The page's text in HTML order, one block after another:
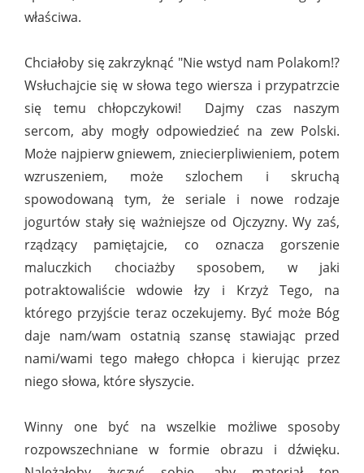
właściwa.
Chciałoby się zakrzyknąć "Nie wstyd nam Polakom!?
Wsłuchajcie się w słowa tego wiersza i przypatrzcie
się temu chłopczykowi! Dajmy czas naszym
sercom, aby mogły odpowiedzieć na zew Polski.
Może najpierw gniewem, zniecierpliwieniem, potem
wzruszeniem, może szlochem i skruchą
spowodowaną tym, że seriale i nowe rodzaje
jogurtów stały się ważniejsze od Ojczyzny. Wy zaś,
rządzący pamiętajcie, co oznacza gorszenie
maluczkich chociażby sposobem, w jaki
potraktowaliście wdowie łzy i Krzyż Tego, na
którego przyjście teraz oczekujemy. Być może Bóg
daje nam/wam ostatnią szansę stawiając przed
nami/wami tego małego chłopca i kierując przez
niego słowa, które słyszycie.
Winny one być na wszelkie możliwe sposoby
rozpowszechniane w formie obrazu i dźwięku.